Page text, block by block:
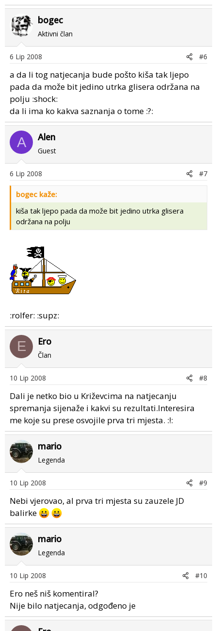
bogec
Aktivni član
6 Lip 2008 #6
a da li tog natjecanja bude pošto kiša tak ljepo
pada da može bit jedino utrka glisera održana na
polju :shock:
da li ima ko kakva saznanja o tome :?:
A Alen
Guest
6 Lip 2008 #7
bogec kaže:
kiša tak ljepo pada da može bit jedino utrka glisera
održana na polju
:rolfer: :supz:
E Ero
Član
10 Lip 2008 #8
Dali je netko bio u Križevcima na natjecanju
spremanja sijenaže i kakvi su rezultati.Interesira
me koje su prese osvojile prva tri mjesta. :!:
mario
Legenda
10 Lip 2008 #9
Nebi vjerovao, al prva tri mjesta su zauzele JD
balirke
mario
Legenda
10 Lip 2008 #10
Ero neš niš komentiral?
Nije bilo natjecanja, odgođeno je